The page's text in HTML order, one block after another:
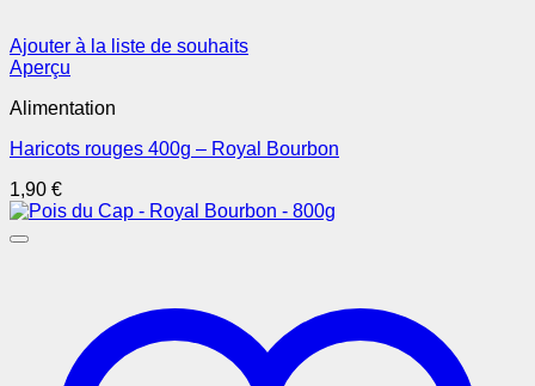
Ajouter à la liste de souhaits
Aperçu
Alimentation
Haricots rouges 400g – Royal Bourbon
1,90 €